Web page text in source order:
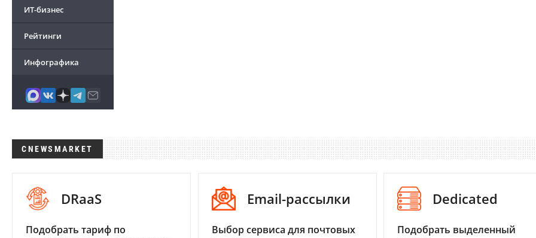
ИТ-бизнес
Рейтинги
Инфографика
CNEWSMARKET
DRaaS
Подобрать тариф по
Email-рассылки
Выбор сервиса для почтовых
Dedicated
Подобрать выделенный